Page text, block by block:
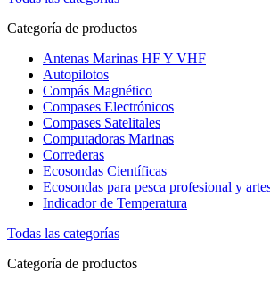
Categoría de productos
Antenas Marinas HF Y VHF
Autopilotos
Compás Magnético
Compases Electrónicos
Compases Satelitales
Computadoras Marinas
Correderas
Ecosondas Científicas
Ecosondas para pesca profesional y
Indicador de Temperatura
Todas las categorías
Categoría de productos